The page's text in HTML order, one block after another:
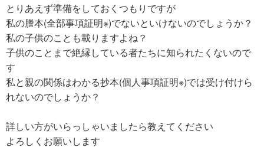
とりあえず準備をしておくつもりですが
私の謄本(全部事項証明※)でないといけないのでしょうか？
私の子供のことも載りますよね？
子供のことまで絶縁している者たちに知られたくないので
す
私と親の関係はわかる抄本(個人事項証明※)では受け付けら
れないのでしょうか？
詳しい方がいらっしゃいましたら教えてください
よろしくお願いします